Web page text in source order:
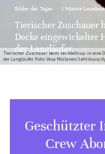
Tierischer Zuschauer beim Ski-Weltcup -in eine
der Langläufer. Foto: Vesa Moilanen/Lehtikuva/
Bilder des Tages · 1 Minute
Tierischer Zuschauer
Decke eingewickelter
der Langläufer.
Geschützter
Crew